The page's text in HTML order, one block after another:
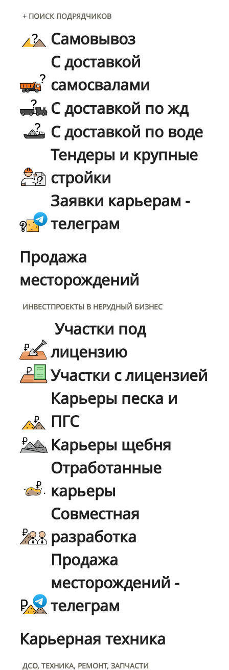
+ ПОИСК ПОДРЯДЧИКОВ
Самовывоз
С доставкой
самосвалами
С доставкой по жд
С доставкой по воде
Тендеры и крупные
стройки
Заявки карьерам -
телеграм
Продажа
месторождений
ИНВЕСТПРОЕКТЫ В НЕРУДНЫЙ БИЗНЕС
Участки под
лицензию
Участки с лицензией
Карьеры песка и
ПГС
Карьеры щебня
Отработанные
карьеры
Совместная
разработка
Продажа
месторождений -
телеграм
Карьерная техника
ДСО, ТЕХНИКА, РЕМОНТ, ЗАПЧАСТИ